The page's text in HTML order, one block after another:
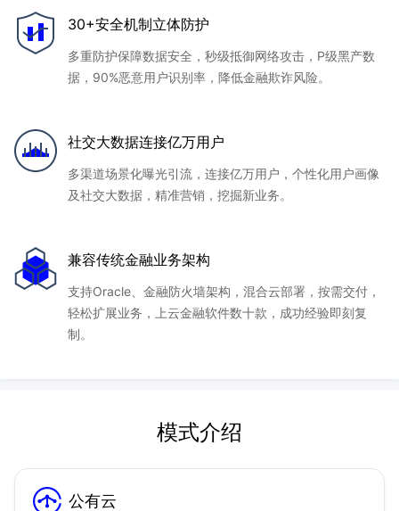
30+安全机制立体防护
多重防护保障数据安全，秒级抵御网络攻击，P级黑产数
据，90%恶意用户识别率，降低金融欺诈风险。
社交大数据连接亿万用户
多渠道场景化曝光引流，连接亿万用户，个性化用户画像
及社交大数据，精准营销，挖掘新业务。
兼容传统金融业务架构
支持Oracle、金融防火墙架构，混合云部署，按需交付，
轻松扩展业务，上云金融软件数十款，成功经验即刻复
制。
模式介绍
公有云